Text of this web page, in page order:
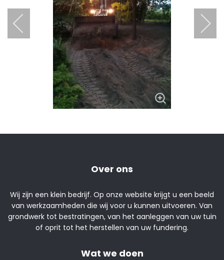
Over ons
Wij zijn een klein bedrijf. Op onze website krijgt u een beeld
van werkzaamheden die wij voor u kunnen uitvoeren. Van
grondwerk tot bestratingen, van het aanleggen van uw tuin
of oprit tot het herstellen van uw fundering.
Wat we doen